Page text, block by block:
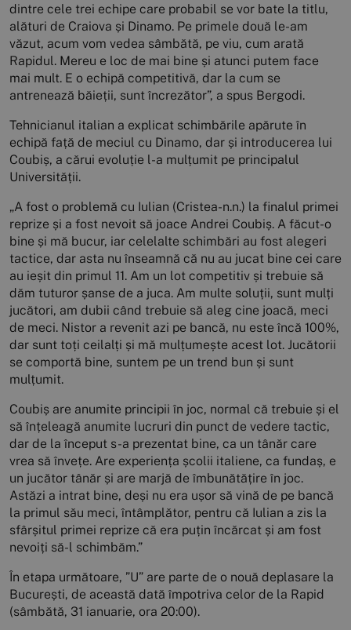
dintre cele trei echipe care probabil se vor bate la titlu,
alături de Craiova și Dinamo. Pe primele două le-am
văzut, acum vom vedea sâmbătă, pe viu, cum arată
Rapidul. Mereu e loc de mai bine și atunci putem face
mai mult. E o echipă competitivă, dar la cum se
antrenează băieții, sunt încrezător”, a spus Bergodi.
Tehnicianul italian a explicat schimbările apărute în
echipă față de meciul cu Dinamo, dar și introducerea lui
Coubiș, a cărui evoluție l-a mulțumit pe principalul
Universității.
„A fost o problemă cu Iulian (Cristea-n.n.) la finalul primei
reprize și a fost nevoit să joace Andrei Coubiș. A făcut-o
bine și mă bucur, iar celelalte schimbări au fost alegeri
tactice, dar asta nu înseamnă că nu au jucat bine cei care
au ieșit din primul 11. Am un lot competitiv și trebuie să
dăm tuturor șanse de a juca. Am multe soluții, sunt mulți
jucători, am dubii când trebuie să aleg cine joacă, meci
de meci. Nistor a revenit azi pe bancă, nu este încă 100%,
dar sunt toți ceilalți și mă mulțumește acest lot. Jucătorii
se comportă bine, suntem pe un trend bun și sunt
mulțumit.
Coubiș are anumite principii în joc, normal că trebuie și el
să înțeleagă anumite lucruri din punct de vedere tactic,
dar de la început s-a prezentat bine, ca un tânăr care
vrea să învețe. Are experiența școlii italiene, ca fundaș, e
un jucător tânăr și are marjă de îmbunătățire în joc.
Astăzi a intrat bine, deși nu era ușor să vină de pe bancă
la primul său meci, întâmplător, pentru că Iulian a zis la
sfârșitul primei reprize că era puțin încărcat și am fost
nevoiți să-l schimbăm.”
În etapa următoare, ”U” are parte de o nouă deplasare la
București, de această dată împotriva celor de la Rapid
(sâmbătă, 31 ianuarie, ora 20:00).